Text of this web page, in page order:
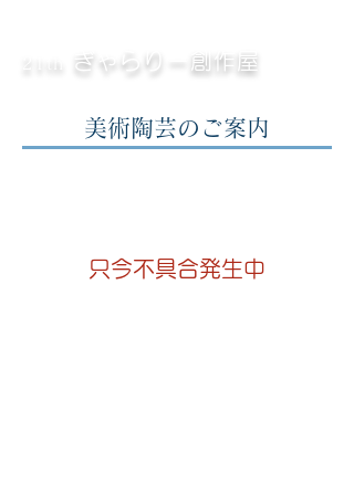
ぎゃらりー創作屋
美術陶芸のご案内
​只今不具合発生中